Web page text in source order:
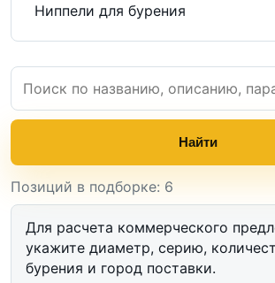
Ниппели для бурения
Найти
Позиций в подборке: 6
Для расчета коммерческого
укажите диаметр, серию,
бурения и город поставки.